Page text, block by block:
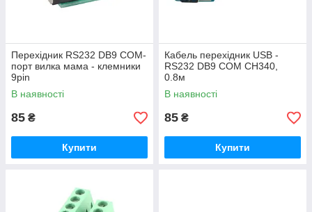
Перехідник RS232 DB9 COM-
порт вилка мама - клемники
9pin
В наявності
85 ₴
Купити
Кабель перехідник USB -
RS232 DB9 COM CH340,
0.8м
В наявності
85 ₴
Купити